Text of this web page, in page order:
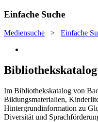
Einfache Suche
Mediensuche > Einfache
Bibliothekskatalog
Im Bibliothekskatalog von
Bildungsmaterialien,
Hintergrundinformation zu
Diversität und